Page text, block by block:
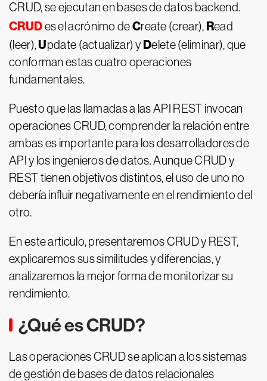
CRUD, se ejecutan en bases de datos backend.
CRUDes el acrónimo deCreate (crear), Read
(leer),Update (actualizar) y Delete (eliminar), que
conforman estas cuatro operaciones
fundamentales.
Puesto que las llamadas a las API REST invocan
operaciones CRUD, comprender la relación entre
ambas es importante para los desarrolladores de
API y los ingenieros de datos. Aunque CRUD y
REST tienen objetivos distintos, el uso de uno no
debería influir negativamente en el rendimiento del
otro.
En este artículo, presentaremos CRUD y REST,
explicaremos sus similitudes y diferencias, y
analizaremos la mejor forma de monitorizar su
rendimiento.
¿Qué es CRUD?
Las operaciones CRUD se aplican a los sistemas
de gestión de bases de datos relacionales